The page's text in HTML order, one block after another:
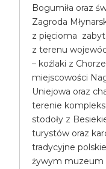
Bogumiła oraz
Zagroda
z pięcioma
z terenu
– koźlaki z
miejscowości
Uniejowa oraz
terenie
stodoły z
turystów oraz
tradycyjne
żywym muzeum